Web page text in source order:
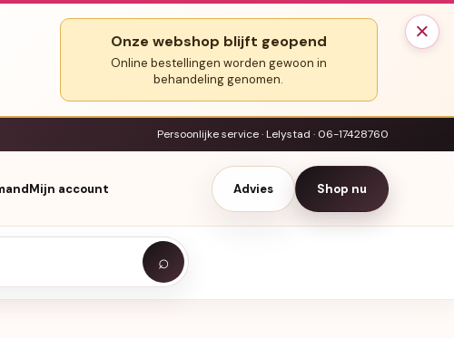
×
Onze webshop blijft geopend
Online bestellingen worden gewoon in
behandeling genomen.
Persoonlijke service · Lelystad · 06-17428760
Mijn account Advies Shop nu
⌕